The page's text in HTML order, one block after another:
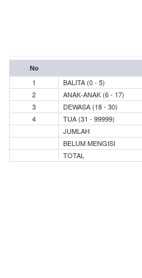
No
1 BALITA (0 - 5)
2
ANAK-ANAK (6 - 17)
3
DEWASA (18 - 30)
4
TUA (31 - 99999)
JUMLAH
BELUM MENGISI
TOTAL